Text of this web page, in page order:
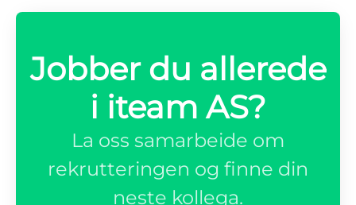
Jobber du allerede
i iteam AS?
La oss samarbeide om
rekrutteringen og finne din
neste kollega.